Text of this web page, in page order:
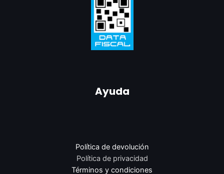
Ayuda
Política de devolución
Política de privacidad
Términos y condiciones